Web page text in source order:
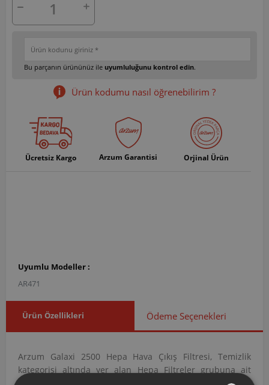
Bu parçanın ürününüz ile uyumluluğunu kontrol edin.
Ürün kodumu nasıl öğrenebilirim ?
Ücretsiz Kargo Arzum Garantisi Orjinal Ürün
Uyumlu Modeller :
AR471
Ürün Özellikleri Ödeme Seçenekleri
Arzum Galaxi 2500 Hepa Hava Çıkış Filtresi, Temizlik
kategorisi altında yer alan Hepa Filtreler grubuna ait